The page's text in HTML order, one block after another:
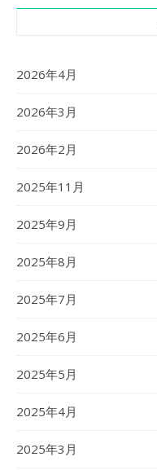
2026年4月
2026年3月
2026年2月
2025年11月
2025年9月
2025年8月
2025年7月
2025年6月
2025年5月
2025年4月
2025年3月